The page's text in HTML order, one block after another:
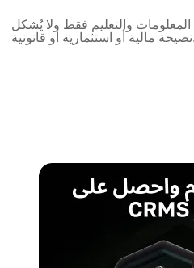
والتعليم فقط ولا يُشكل
قانونية.